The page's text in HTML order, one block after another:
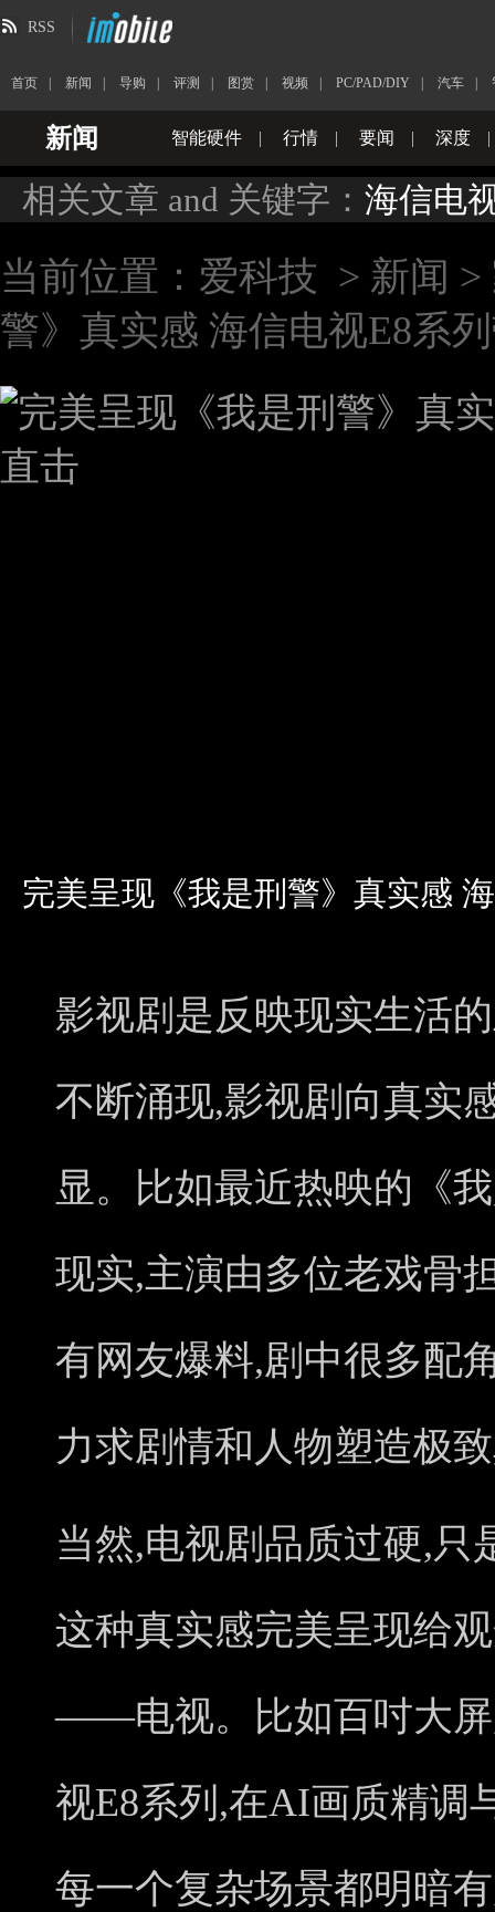
RSS
首页 新闻 导购 评测 图赏 视频 PC/PAD/DIY 汽车
新闻 智能硬件 | 行情 | 要闻 | 深度 |
相关文章 and 关键字： 海信电
当前位置： 爱科技 > 新闻 >
警》真实感 海信电视E8系
完美呈现《我是刑警》真实感
影视剧是反映现实生活
不断涌现,影视剧向真实
显。比如最近热映的《
现实,主演由多位老戏骨
有网友爆料,剧中很多配
力求剧情和人物塑造极
当然,电视剧品质过硬,只
这种真实感完美呈现给
——电视。比如百吋大
视E8系列,在AI画质精调
每一个复杂场景都明暗